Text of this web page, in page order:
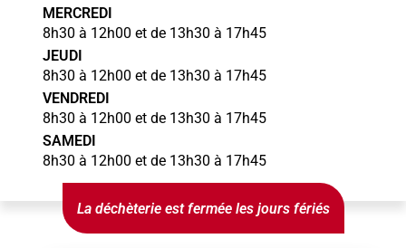
MERCREDI
8h30 à 12h00 et de 13h30 à 17h45
JEUDI
8h30 à 12h00 et de 13h30 à 17h45
VENDREDI
8h30 à 12h00 et de 13h30 à 17h45
SAMEDI
8h30 à 12h00 et de 13h30 à 17h45
La déchèterie est fermée les jours fériés